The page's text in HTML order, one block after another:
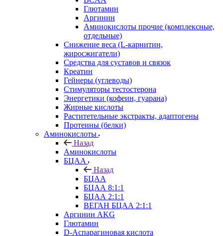
Глютамин
Аргинин
Аминокислоты прочие (комплексные,
отдельные)
Снижение веса (L-карнитин,
жиросжигатели)
Средства для суставов и связок
Креатин
Гейнеры (углеводы)
Стимуляторы тестостерона
Энергетики (кофеин, гуарана)
Жирные кислоты
Раститетельные экстракты, адаптогены
Протеины (белки)
Аминокислоты
Назад
Аминокислоты
БЦАА
Назад
БЦАА
БЦАА 8:1:1
БЦАА 2:1:1
ВЕГАН БЦАА 2:1:1
Аргинин AKG
Глютамин
D-Аспарагиновая кислота